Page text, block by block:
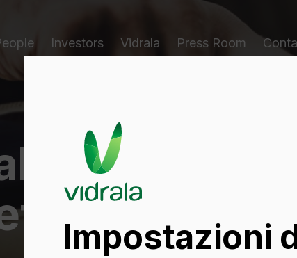
Investors Vidrala Press Room
di
Impostazioni